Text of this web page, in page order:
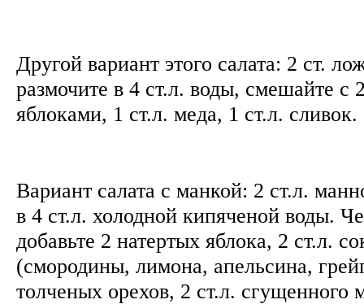
Другой вариант этого салата: 2 ст.
размочите в 4 ст.л. воды, смешайте с
яблоками, 1 ст.л. меда, 1 ст.л. сливок.
Вариант салата с манкой: 2 ст.л.
в 4 ст.л. холодной кипяченой воды.
добавьте 2 натертых яблока, 2 ст.л.
(смородины, лимона, апельсина,
толченых орехов, 2 ст.л. сгущенного